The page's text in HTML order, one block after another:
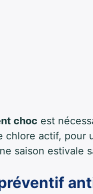
choc est
actif, pour
saison estivale